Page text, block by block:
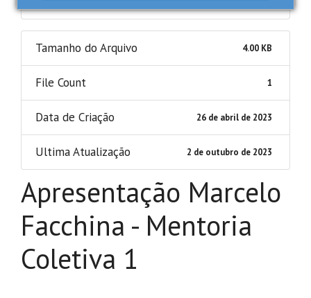
Tamanho do Arquivo 4.00 KB
File Count 1
Data de Criação 26 de abril de 2023
Ultima Atualização 2 de outubro de 2023
Apresentação Marcelo
Facchina - Mentoria
Coletiva 1